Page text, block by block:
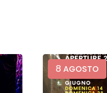
8 AGOSTO